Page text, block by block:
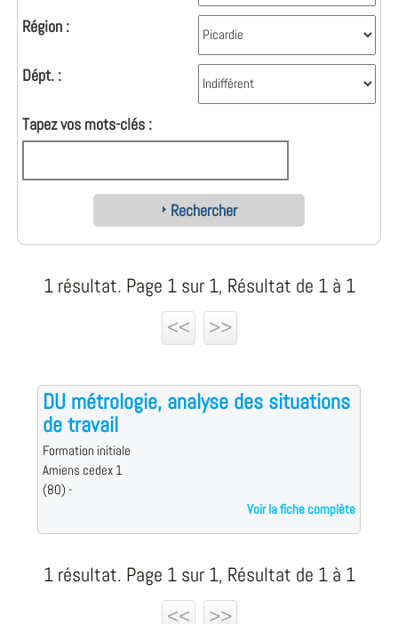
Région :
Dépt. :
Tapez vos mots-clés :
Rechercher
1 résultat. Page 1 sur 1, Résultat de 1 à 1
<<
>>
DU métrologie, analyse des situations
de travail
Formation initiale
Amiens cedex 1
(80) -
Voir la fiche complète
1 résultat. Page 1 sur 1, Résultat de 1 à 1
<<
>>